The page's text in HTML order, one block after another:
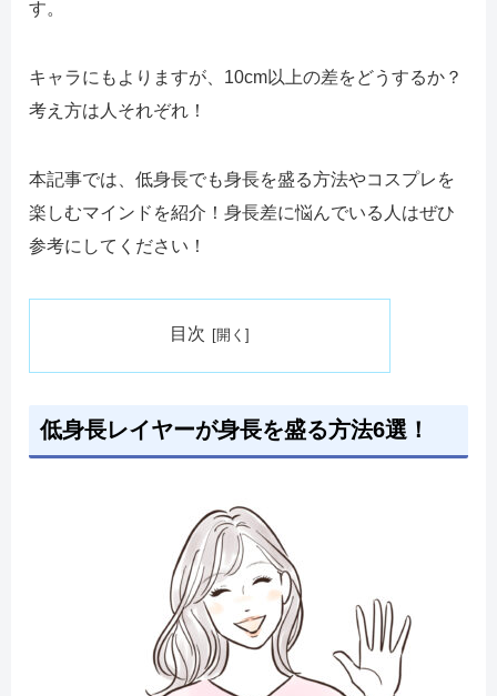
す。
キャラにもよりますが、10cm以上の差をどうするか？
考え方は人それぞれ！
本記事では、低身長でも身長を盛る方法やコスプレを
楽しむマインドを紹介！身長差に悩んでいる人はぜひ
参考にしてください！
目次
低身長レイヤーが身長を盛る方法6選！